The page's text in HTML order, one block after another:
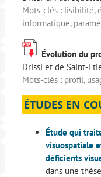
Mots-clés : lisibilité,
informatique,
Évolution du
Drissi et de Saint-
Mots-clés : profil,
ÉTUDES EN
Étude qui
visuospatiale
déficients
dans une